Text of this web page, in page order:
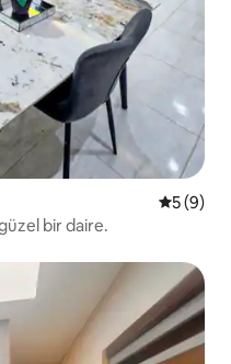
55 (9)
bir daire.